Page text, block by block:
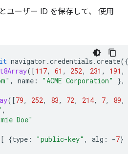
ユーザー ID を保存して、 使用
navigator .credentials .create({
([117, 61 , 252, 231 , 191 ,
, name : "ACME Corporation"
},
([79, 252, 83, 72, 214, 7, 89,
,
Doe"
[ {type : "public-key" , alg : -7}